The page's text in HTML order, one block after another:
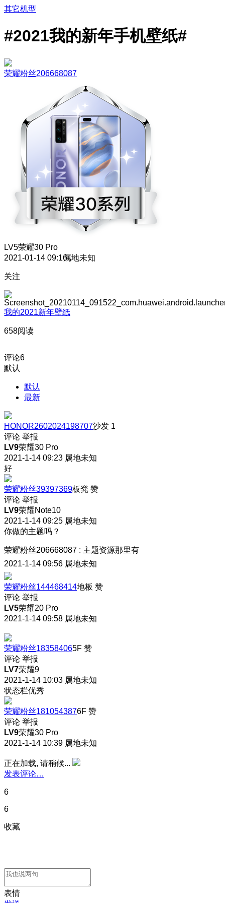
其它机型
#2021我的新年手机壁纸#
荣耀粉丝206668087
LV5荣耀30 Pro
2021-01-14 09:16属地未知
关注
我的2021新年壁纸
658阅读
评论6
默认
默认
最新
HONOR2602024198707沙发 1
评论 举报
LV9荣耀30 Pro
2021-1-14 09:23 属地未知
好
荣耀粉丝39397369板凳 赞
评论 举报
LV9荣耀Note10
2021-1-14 09:25 属地未知
你做的主题吗？
荣耀粉丝206668087 : 主题资源那里有
2021-1-14 09:56 属地未知
荣耀粉丝144468414地板 赞
评论 举报
LV5荣耀20 Pro
2021-1-14 09:58 属地未知
荣耀粉丝183584065F 赞
评论 举报
LV7荣耀9
2021-1-14 10:03 属地未知
状态栏优秀
荣耀粉丝1810543876F 赞
评论 举报
LV9荣耀30 Pro
2021-1-14 10:39 属地未知
正在加载, 请稍候...
发表评论…
6
6
收藏
表情